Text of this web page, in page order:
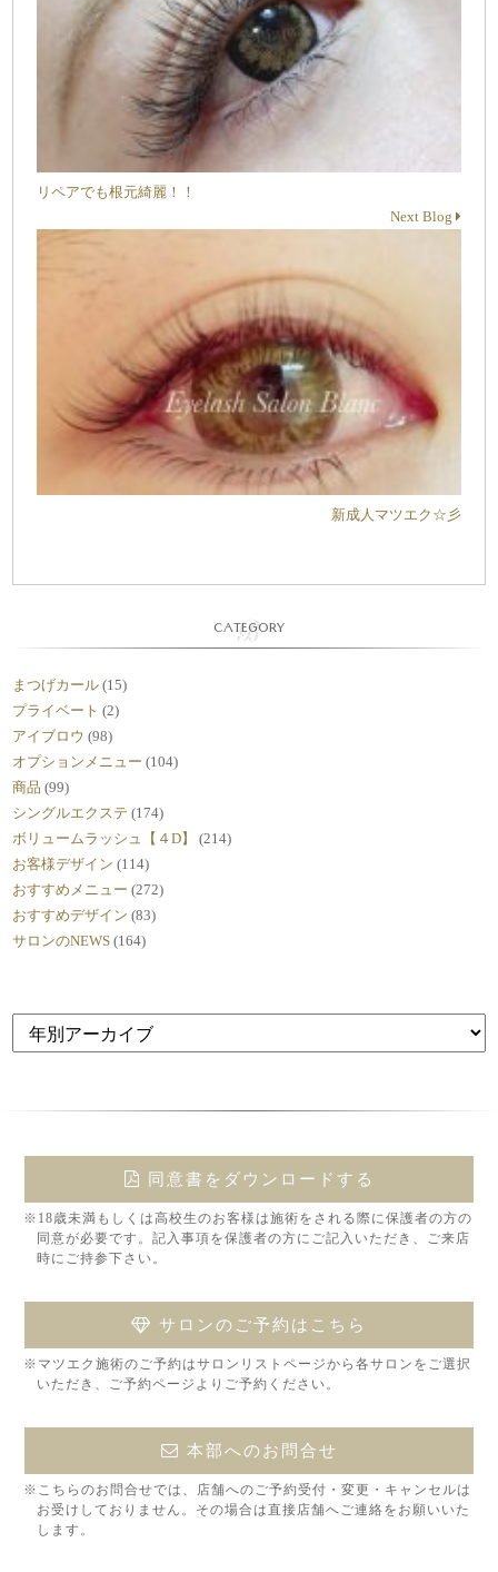
リペアでも根元綺麗！！
Next Blog
新成人マツエク☆彡
CATEGORY
まつげカール (15)
プライベート (2)
アイブロウ (98)
オプションメニュー (104)
商品 (99)
シングルエクステ (174)
ボリュームラッシュ【４D】
(214)
お客様デザイン (114)
おすすめメニュー (272)
おすすめデザイン (83)
サロンのNEWS (164)
同意書をダウンロードする
※18歳未満もしくは高校生のお客様は施術をされる際に保護者の方の
同意が必要です。記入事項を保護者の方にご記入いただき、ご来店
時にご持参下さい。
サロンのご予約はこちら
※マツエク施術のご予約はサロンリストページから各サロンをご選択
いただき、ご予約ページよりご予約ください。
本部へのお問合せ
※こちらのお問合せでは、店舗へのご予約受付・変更・キャンセルは
お受けしておりません。その場合は直接店舗へご連絡をお願いいた
します。